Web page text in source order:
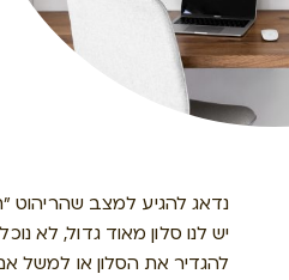
נדאג להגיע למצב
יש לנו סלון מאוד גדול, לא
להגדיר את הסלון או למשל